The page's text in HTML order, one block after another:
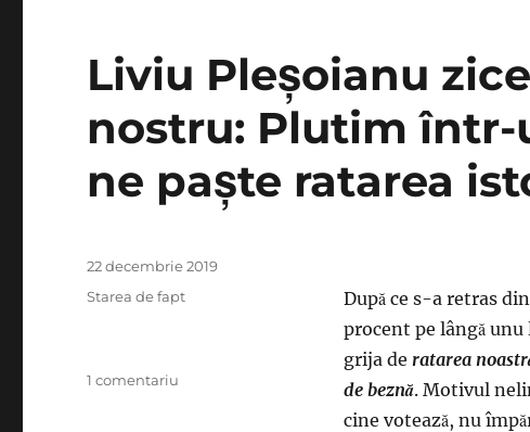
onorul
Liviu Pleşoianu
nostru: Plutim într-
ne paşte ratarea
După ce s-a retras
procent pe lângă
grija de ratarea
de beznă. Motivul
cine votează, nu
Publicat
22 decembrie 2019
Categorii
Starea de fapt
1 comentariu